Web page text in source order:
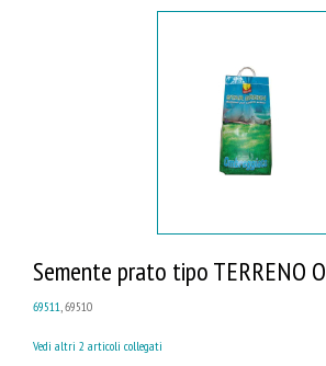
Semente prato tipo TERRENO
69511, 69510
Vedi altri 2 articoli collegati